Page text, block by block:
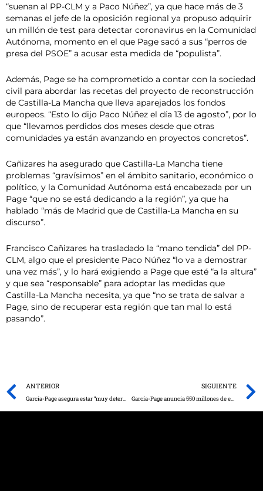
“suenan al PP-CLM y a Paco Núñez”, ya que hace más de 3
semanas el jefe de la oposición regional ya propuso adquirir
un millón de test para detectar coronavirus en la Comunidad
Autónoma, momento en el que Page sacó a sus “perros de
presa del PSOE” a acusar esta medida de “populista”.
Además, Page se ha comprometido a contar con la sociedad
civil para abordar las recetas del proyecto de reconstrucción
de Castilla-La Mancha que lleva aparejados los fondos
europeos. “Esto lo dijo Paco Núñez el día 13 de agosto”, por lo
que “llevamos perdidos dos meses desde que otras
comunidades ya están avanzando en proyectos concretos”.
Cañizares ha asegurado que Castilla-La Mancha tiene
problemas “gravísimos” en el ámbito sanitario, económico o
político, y la Comunidad Autónoma está encabezada por un
Page “que no se está dedicando a la región”, ya que ha
hablado “más de Madrid que de Castilla-La Mancha en su
discurso”.
Francisco Cañizares ha trasladado la “mano tendida” del PP-
CLM, algo que el presidente Paco Núñez “lo va a demostrar
una vez más”, y lo hará exigiendo a Page que esté “a la altura”
y que sea “responsable” para adoptar las medidas que
Castilla-La Mancha necesita, ya que “no se trata de salvar a
Page, sino de recuperar esta región que tan mal lo está
pasando”.
Prev
ANTERIOR
García-Page asegura estar “muy determinado a cumplir” con su programa de Gobierno para esta legislatura “sin excusarse” en el virus
SIGUIENTE
García-Page anuncia 550 millones de euros para potenciar las energías renovables y el abono de 352 millones del anticipo de la PAC, la mayor inyección de liquidez en la región cada año